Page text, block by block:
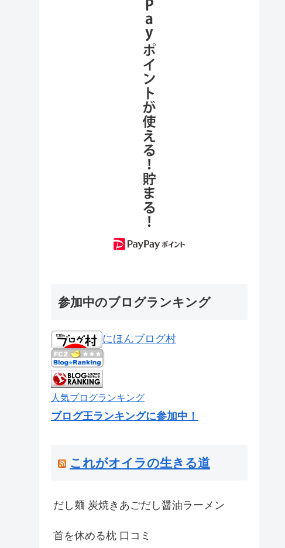
参加中のブログランキング
にほんブログ村
人気ブログランキング
ブログ王ランキングに参加中！
これがオイラの生きる道
だし麺 炭焼きあごだし醤油ラーメン
首を休める枕 口コミ